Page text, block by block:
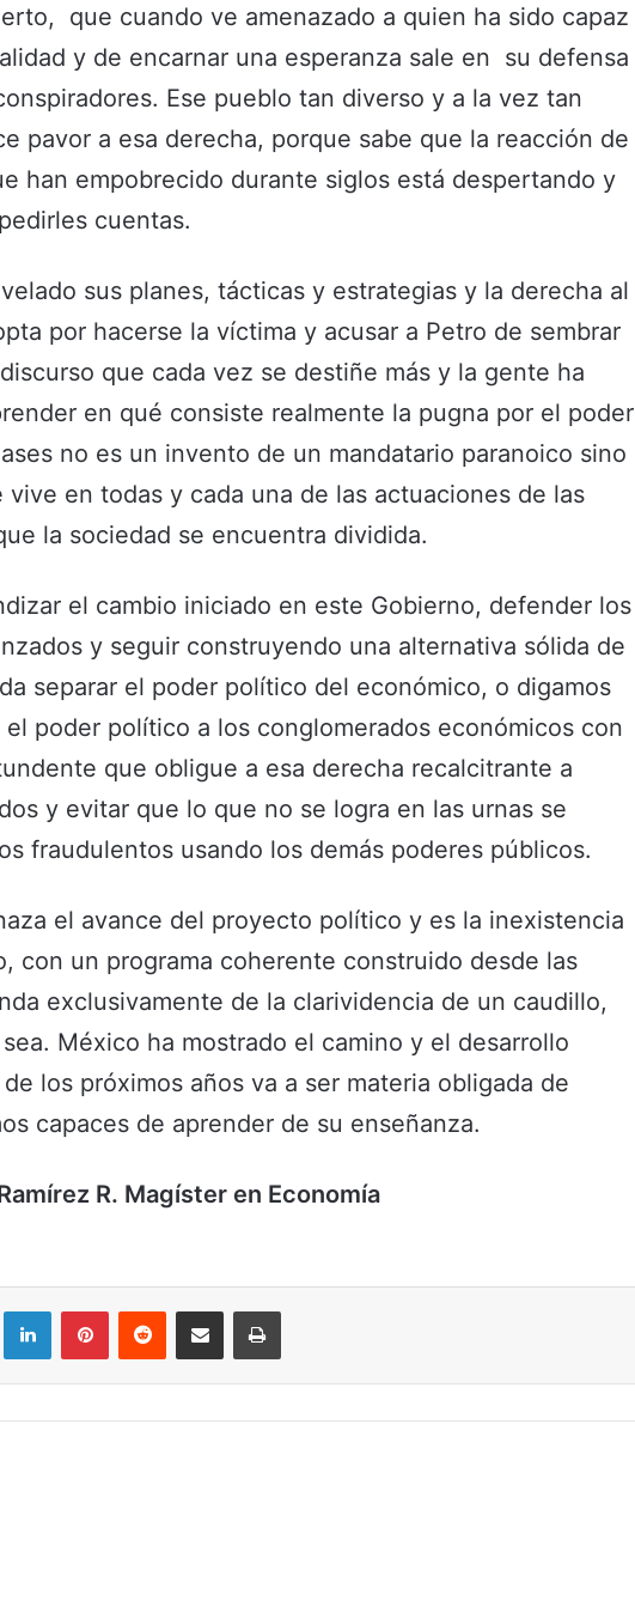
que cuando ve amenazado a quien ha sido capaz
y de encarnar una esperanza sale en su defensa
Ese pueblo tan diverso y a la vez tan
pavor a esa derecha, porque sabe que la reacción de
han empobrecido durante siglos está despertando y
cuentas.
sus planes, tácticas y estrategias y la derecha al
por hacerse la víctima y acusar a Petro de sembrar
que cada vez se destiñe más y la gente ha
en qué consiste realmente la pugna por el poder
no es un invento de un mandatario paranoico sino
vive en todas y cada una de las actuaciones de las
la sociedad se encuentra dividida.
el cambio iniciado en este Gobierno, defender los
y seguir construyendo una alternativa sólida de
separar el poder político del económico, o digamos
el poder político a los conglomerados económicos con
que obligue a esa derecha recalcitrante a
y evitar que lo que no se logra en las urnas se
fraudulentos usando los demás poderes públicos.
el avance del proyecto político y es la inexistencia
con un programa coherente construido desde las
exclusivamente de la clarividencia de un caudillo,
México ha mostrado el camino y el desarrollo
los próximos años va a ser materia obligada de
capaces de aprender de su enseñanza.
R. Magíster en Economía
LinkedInPinterestReddit Compartir por correo electrónicoImprimir